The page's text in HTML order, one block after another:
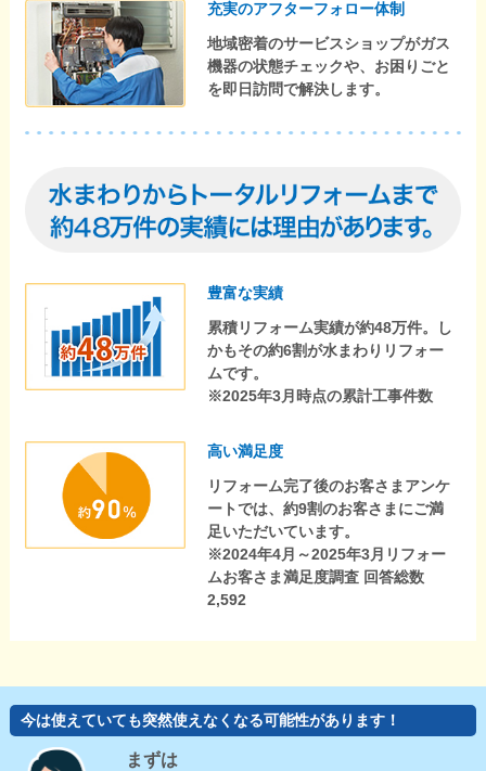
充実のアフターフォロー体制
地域密着のサービスショップがガス
機器の状態チェックや、お困りごと
を即日訪問で解決します。
豊富な実績
累積リフォーム実績が約48万件。し
かもその約6割が水まわりリフォー
ムです。
※2025年3月時点の累計工事件数
高い満足度
リフォーム完了後のお客さまアンケ
ートでは、約9割のお客さまにご満
足いただいています。
※2024年4月～2025年3月リフォー
ムお客さま満足度調査 回答総数
2,592
今は使えていても突然使えなくなる可能性があります！
まずは